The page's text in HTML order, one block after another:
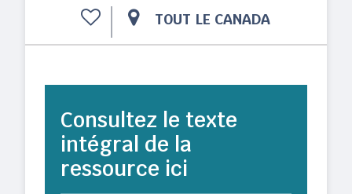
TOUT LE CANADA
Consultez le texte
intégral de la
ressource ici